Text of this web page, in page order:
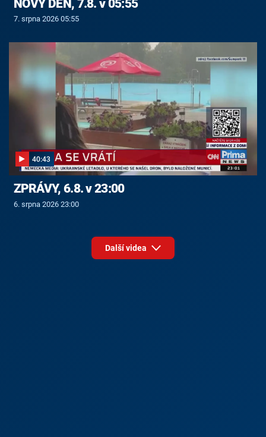
NOVÝ DEN, 7.8. v 05:55
7. srpna 2026 05:55
40:43
ZPRÁVY, 6.8. v 23:00
6. srpna 2026 23:00
Další videa